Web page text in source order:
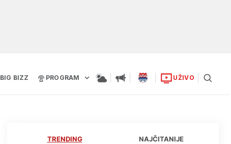
BIG BIZZ PROGRAM UŽIVO
TRENDING NAJČITANIJE